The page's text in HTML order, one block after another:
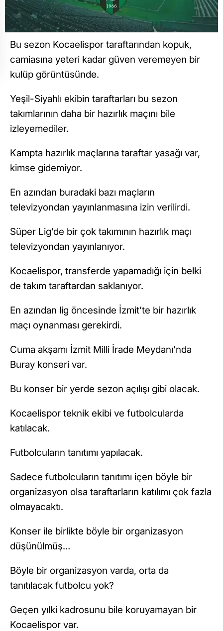
Bu sezon Kocaelispor taraftarından kopuk,
camiasına yeteri kadar güven veremeyen bir
kulüp görüntüsünde.
Yeşil-Siyahlı ekibin taraftarları bu sezon
takımlarının daha bir hazırlık maçını bile
izleyemediler.
Kampta hazırlık maçlarına taraftar yasağı var,
kimse gidemiyor.
En azından buradaki bazı maçların
televizyondan yayınlanmasına izin verilirdi.
Süper Lig’de bir çok takımının hazırlık maçı
televizyondan yayınlanıyor.
Kocaelispor, transferde yapamadığı için belki
de takım taraftardan saklanıyor.
En azından lig öncesinde İzmit’te bir hazırlık
maçı oynanması gerekirdi.
Cuma akşamı İzmit Milli İrade Meydanı’nda
Buray konseri var.
Bu konser bir yerde sezon açılışı gibi olacak.
Kocaelispor teknik ekibi ve futbolcularda
katılacak.
Futbolcuların tanıtımı yapılacak.
Sadece futbolcuların tanıtımı içen böyle bir
organizasyon olsa taraftarların katılımı çok fazla
olmayacaktı.
Konser ile birlikte böyle bir organizasyon
düşünülmüş…
Böyle bir organizasyon varda, orta da
tanıtılacak futbolcu yok?
Geçen yılki kadrosunu bile koruyamayan bir
Kocaelispor var.